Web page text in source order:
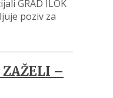
GRAD ILOK
poziv za
–